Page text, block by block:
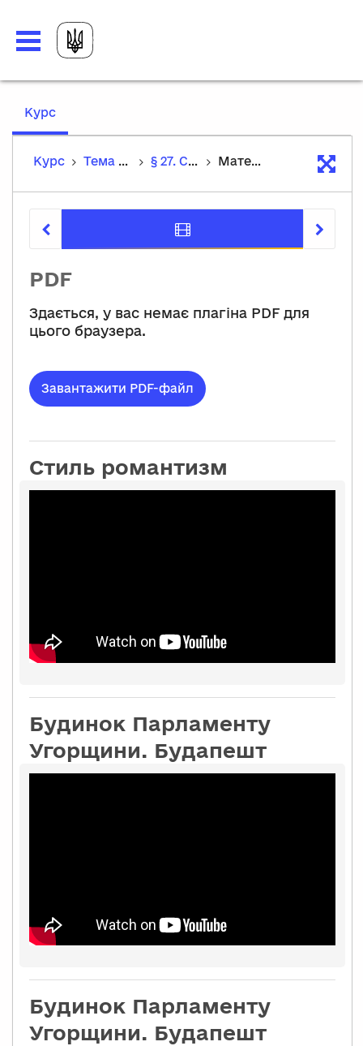
Курс,
Курс
Тема 2. У світі мистецтва минулих епох § 27. Стиль романтизм Матеріали до уроку
PDF
Здається, у вас немає плагіна PDF для
цього браузера.
Завантажити PDF-файл
Стиль романтизм
Будинок Парламенту
Угорщини. Будапешт
Будинок Парламенту
Угорщини. Будапешт